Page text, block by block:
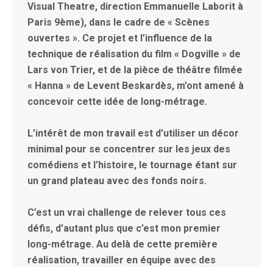
Visual Theatre, direction Emmanuelle Laborit à
Paris 9ème), dans le cadre de « Scènes
ouvertes ». Ce projet et l’influence de la
technique de réalisation du film « Dogville » de
Lars von Trier, et de la pièce de théâtre filmée
« Hanna » de Levent Beskardès, m’ont amené à
concevoir cette idée de long-métrage.
L’intérêt de mon travail est d’utiliser un décor
minimal pour se concentrer sur les jeux des
comédiens et l’histoire, le tournage étant sur
un grand plateau avec des fonds noirs.
C’est un vrai challenge de relever tous ces
défis, d’autant plus que c’est mon premier
long-métrage. Au delà de cette première
réalisation, travailler en équipe avec des